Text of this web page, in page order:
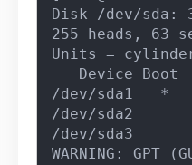
Disk /dev/sda:
255 heads, 63
Units =
Device Boot
/dev/sda1   *
/dev/sda2
/dev/sda3
WARNING: